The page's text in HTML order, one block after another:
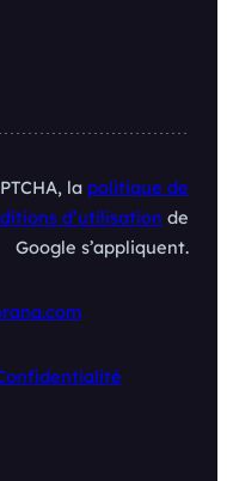
la politique de
d’utilisation de
Google s’appliquent.